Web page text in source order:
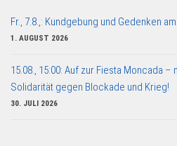
Fr., 7.8.,: Kundgebung und Gedenken
1. AUGUST 2026
15.08., 15:00: Auf zur Fiesta Moncada
Solidarität gegen Blockade und Krieg!
30. JULI 2026